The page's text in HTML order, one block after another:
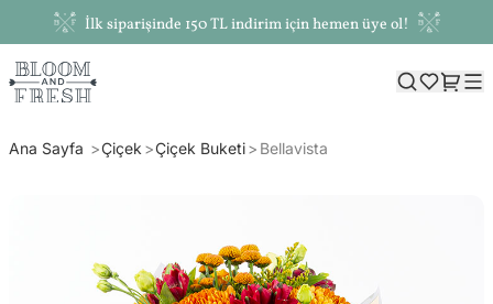
İlk siparişinde 150 TL indirim için hemen üye ol!
Ana Sayfa Çiçek Çiçek Buketi Bellavista